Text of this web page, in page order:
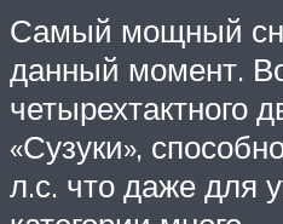
Самый мощный
данный момент.
четырехтактного
«Сузуки»,
л.с. что даже для